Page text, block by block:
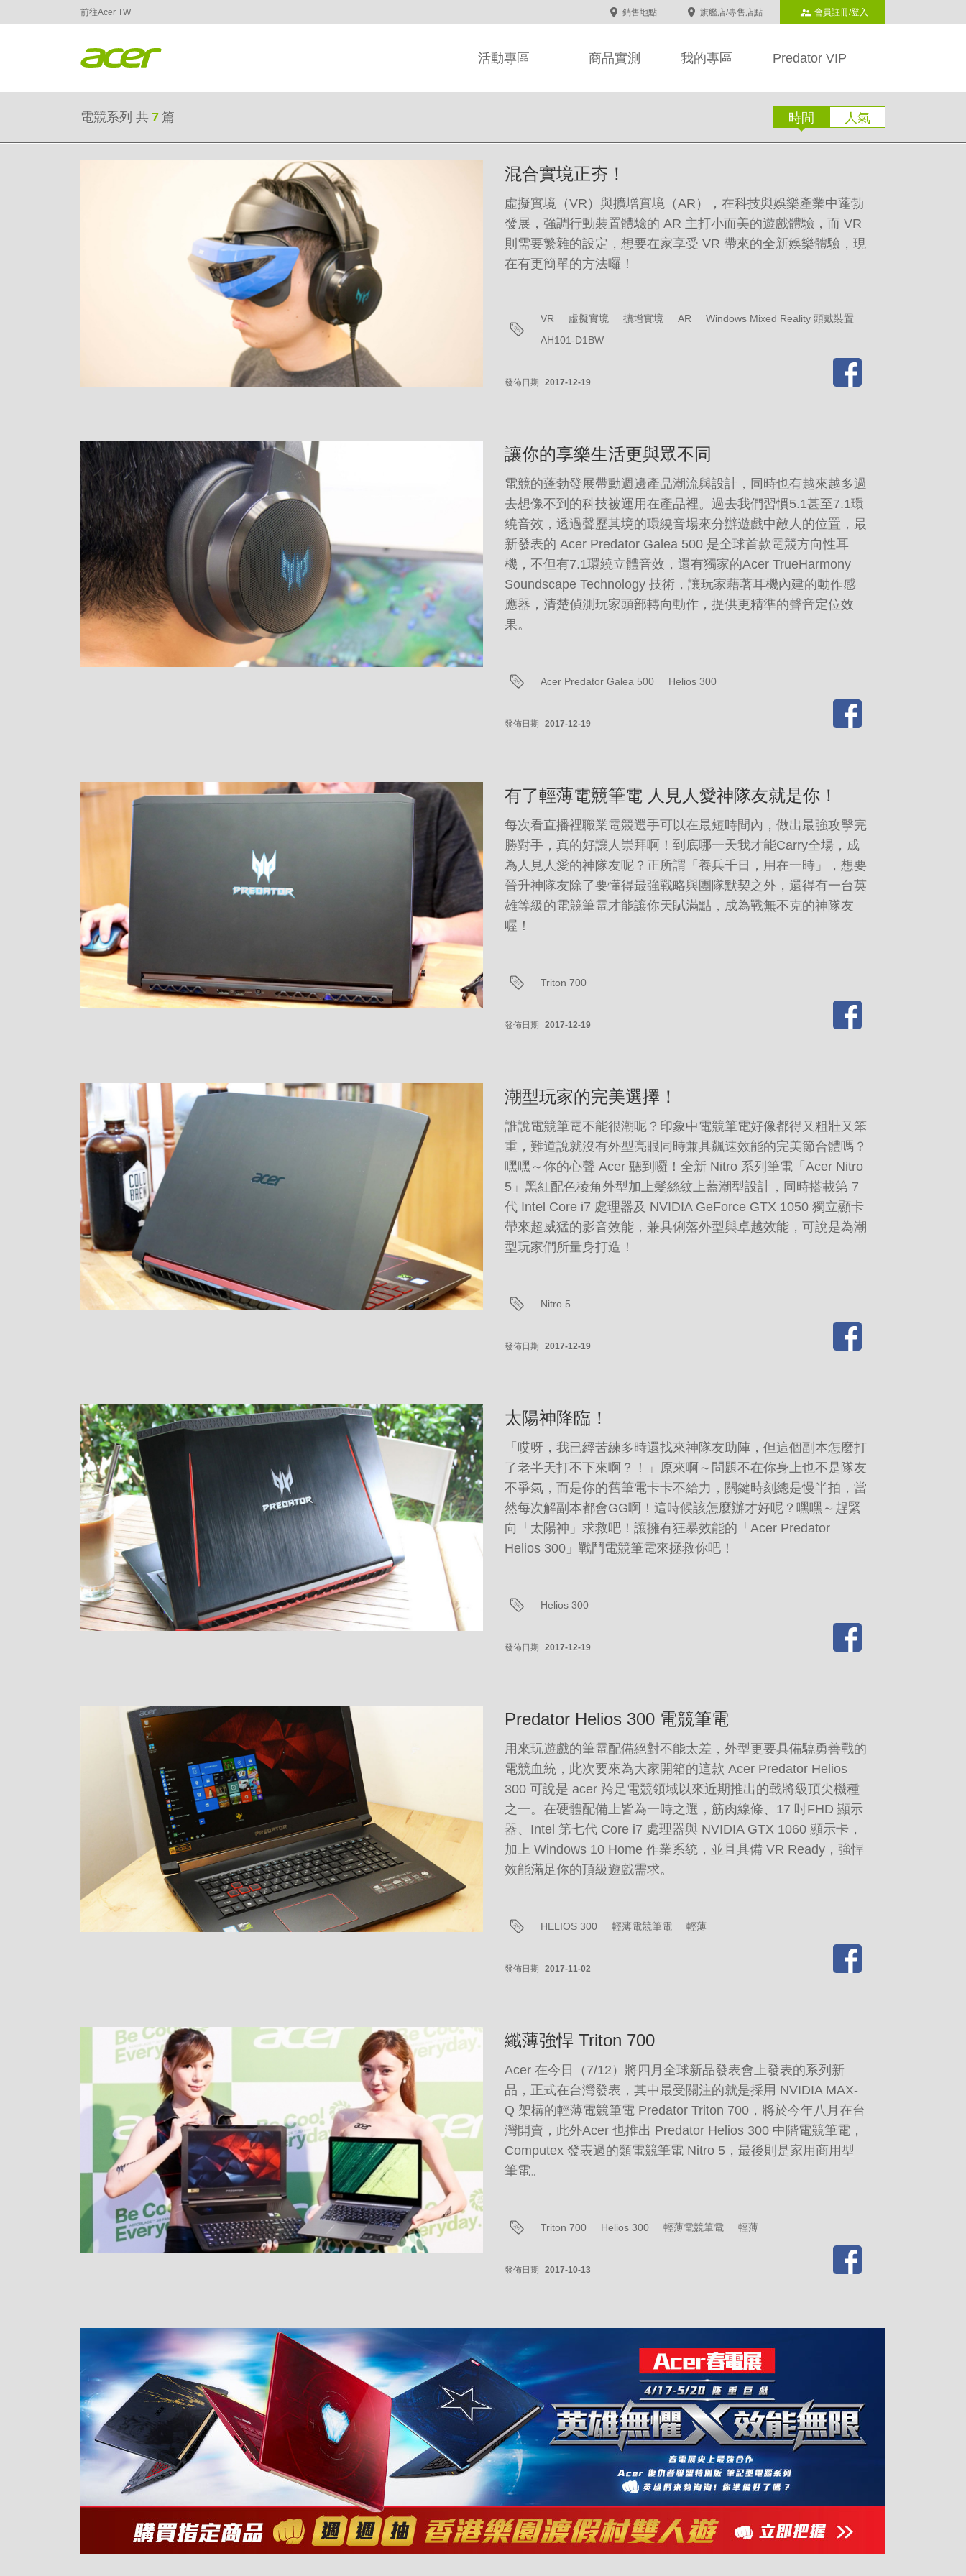
前往Acer TW 銷售地點 旗艦店/專售店點 會員註冊/登入
活動專區 商品實測 我的專區 Predator VIP
電競系列 共 7 篇 時間 人氣
混合實境正夯！
虛擬實境（VR）與擴增實境（AR），在科技與娛樂產業中蓬勃
發展，強調行動裝置體驗的 AR 主打小而美的遊戲體驗，而 VR
則需要繁雜的設定，想要在家享受 VR 帶來的全新娛樂體驗，現
在有更簡單的方法囉！
發佈日期 2017-12-19
VR 虛擬實境 擴增實境 AR
Windows Mixed Reality 頭戴裝置
AH101-D1BW
讓你的享樂生活更與眾不同
電競的蓬勃發展帶動週邊產品潮流與設計，同時也有越來越多過
去想像不到的科技被運用在產品裡。過去我們習慣5.1甚至7.1環
繞音效，透過聲歷其境的環繞音場來分辦遊戲中敵人的位置，最
新發表的 Acer Predator Galea 500 是全球首款電競方向性耳
機，不但有7.1環繞立體音效，還有獨家的Acer TrueHarmony
Soundscape Technology 技術，讓玩家藉著耳機內建的動作感
應器，清楚偵測玩家頭部轉向動作，提供更精準的聲音定位效
果。
發佈日期 2017-12-19
Acer Predator Galea 500 Helios 300
有了輕薄電競筆電 人見人愛神隊友就是你！
每次看直播裡職業電競選手可以在最短時間內，做出最強攻擊完
勝對手，真的好讓人崇拜啊！到底哪一天我才能Carry全場，成
為人見人愛的神隊友呢？正所謂「養兵千日，用在一時」，想要
晉升神隊友除了要懂得最強戰略與團隊默契之外，還得有一台英
雄等級的電競筆電才能讓你天賦滿點，成為戰無不克的神隊友
喔！
發佈日期 2017-12-19
Triton 700
潮型玩家的完美選擇！
誰說電競筆電不能很潮呢？印象中電競筆電好像都得又粗壯又笨
重，難道說就沒有外型亮眼同時兼具飆速效能的完美節合體嗎？
嘿嘿～你的心聲 Acer 聽到囉！全新 Nitro 系列筆電「Acer Nitro
5」黑紅配色稜角外型加上髮絲紋上蓋潮型設計，同時搭載第 7
代 Intel Core i7 處理器及 NVIDIA GeForce GTX 1050 獨立顯卡
帶來超威猛的影音效能，兼具俐落外型與卓越效能，可說是為潮
型玩家們所量身打造！
發佈日期 2017-12-19
Nitro 5
太陽神降臨！
「哎呀，我已經苦練多時還找來神隊友助陣，但這個副本怎麼打
了老半天打不下來啊？！」原來啊～問題不在你身上也不是隊友
不爭氣，而是你的舊筆電卡卡不給力，關鍵時刻總是慢半拍，當
然每次解副本都會GG啊！這時候該怎麼辦才好呢？嘿嘿～趕緊
向「太陽神」求救吧！讓擁有狂暴效能的「Acer Predator
Helios 300」戰鬥電競筆電來拯救你吧！
發佈日期 2017-12-19
Helios 300
Predator Helios 300 電競筆電
用來玩遊戲的筆電配備絕對不能太差，外型更要具備驍勇善戰的
電競血統，此次要來為大家開箱的這款 Acer Predator Helios
300 可說是 acer 跨足電競領域以來近期推出的戰將級頂尖機種
之一。在硬體配備上皆為一時之選，筋肉線條、17 吋FHD 顯示
器、Intel 第七代 Core i7 處理器與 NVIDIA GTX 1060 顯示卡，
加上 Windows 10 Home 作業系統，並且具備 VR Ready，強悍
效能滿足你的頂級遊戲需求。
發佈日期 2017-11-02
HELIOS 300 輕薄電競筆電 輕薄
纖薄強悍 Triton 700
Acer 在今日（7/12）將四月全球新品發表會上發表的系列新
品，正式在台灣發表，其中最受關注的就是採用 NVIDIA MAX-
Q 架構的輕薄電競筆電 Predator Triton 700，將於今年八月在台
灣開賣，此外Acer 也推出 Predator Helios 300 中階電競筆電，
Computex 發表過的類電競筆電 Nitro 5，最後則是家用商用型
筆電。
發佈日期 2017-10-13
Triton 700 Helios 300 輕薄電競筆電 輕薄